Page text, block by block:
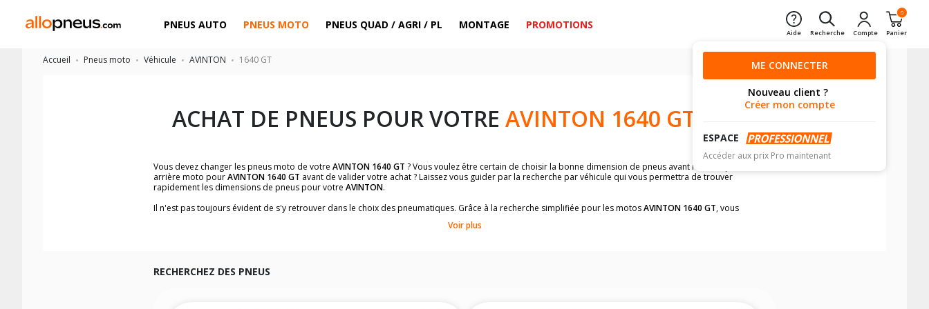
PNEUS AUTO PNEUS MOTO PNEUS QUAD / AGRI / PL MONTAGE PROMOTIONS
Aide Recherche Compte
0
Panier
ME CONNECTER
Nouveau client ?
Créer mon compte
ESPACE
Accéder aux prix Pro maintenant
Accueil Pneus moto Véhicule AVINTON 1640 GT
ACHAT DE PNEUS POUR VOTRE AVINTON 1640 GT
Vous devez changer les pneus moto de votre AVINTON 1640 GT ? Vous voulez être certain de choisir la bonne dimension de pneus avant moto et pneus
arrière moto pourAVINTON 1640 GT avant de valider votre achat ? Laissez vous guider par la recherche par véhicule qui vous permettra de trouver
rapidement les dimensions de pneus pour votre AVINTON.
Il n'est pas toujours évident de s'y retrouver dans le choix des pneumatiques. Grâce à la recherche simplifiée pour les motosAVINTON 1640 GT, vous
Vous ne savez pas comment trouver les dimensions de vos pneus ? Ces informations sont indiquées sur le flanc des pneumatiques, dans le carnet de bord de
facilement.
Voir plus
RECHERCHEZ DES PNEUS